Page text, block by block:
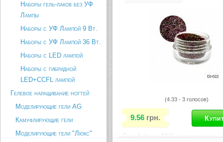
Наборы гель-лаков без УФ
Лампы
Наборы с УФ Лампой 9 Вт.
Наборы с УФ Лампой 36 Вт.
Наборы с LED лампой
Наборы с гибридной
LED+CCFL лампой
Гелевое наращивание ногтей
Моделирующие гели AG
Камуфлирующие гели
Моделирующие гели "Люкс"
Описание товара
(4.33 - 3 голосов)
9.56 грн.
Сухой блеск MIX c изумрудным